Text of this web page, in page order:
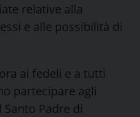
relative alla
e alle possibilità di
ai fedeli e a tutti
partecipare agli
Padre di